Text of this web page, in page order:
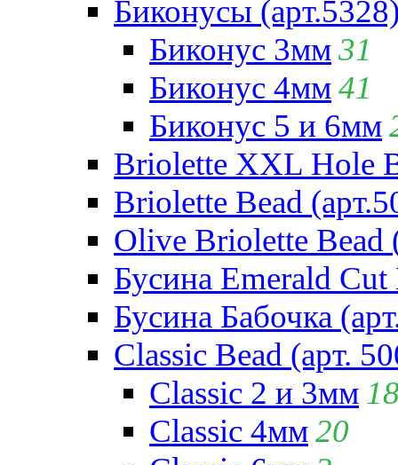
Биконусы
Биконус 3мм31
Биконус 4мм41
Биконус 5 и 6мм
Briolette XXL Hole
Briolette Bead
Olive Briolette Bead
Бусина Emerald Cut
Бусина Бабочка
Classic Bead (арт.
Classic 2 и 3мм
Classic 4мм20